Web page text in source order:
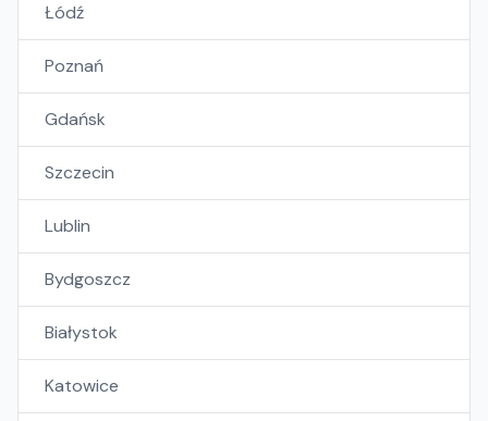
Łódź
Poznań
Gdańsk
Szczecin
Lublin
Bydgoszcz
Białystok
Katowice